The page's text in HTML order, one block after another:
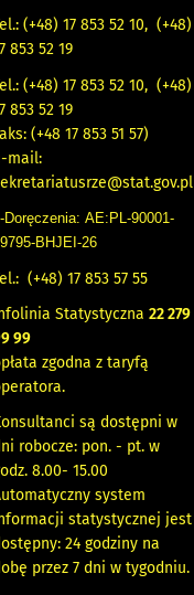
(+48) 17 853 52 10, (+48)
853 52 19
(+48) 17 853 52 10, (+48)
853 52 19
(+48 17 853 51 57)
mail:
Doręczenia: AE:PL-90001-
BHJEI-26
(+48) 17 853 57 55
Statystyczna22 279
99
zgodna z taryfą
są dostępni w
robocze: pon. - pt. w
8.00- 15.00
system
statystycznej jest
24 godziny na
przez 7 dni w tygodniu.